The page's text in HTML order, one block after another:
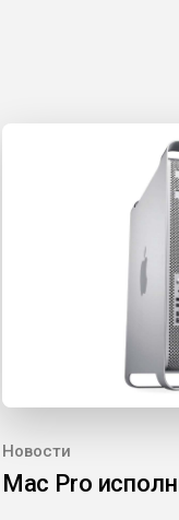
Новости
Mac Pro